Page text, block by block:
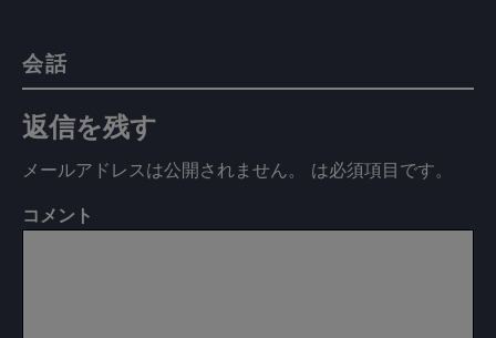
会話
返信を残す
メールアドレスは公開されません。 は必須項目です。
コメント